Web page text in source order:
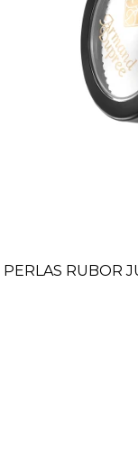
PERLAS RUBOR